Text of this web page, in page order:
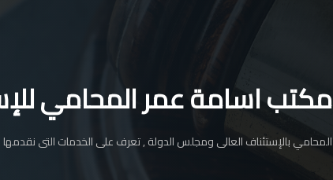
مكتب اسامة عمر المحامي
المحامي بالإستئناف العالى ومجلس الدولة , تعرف على الخدمات التى